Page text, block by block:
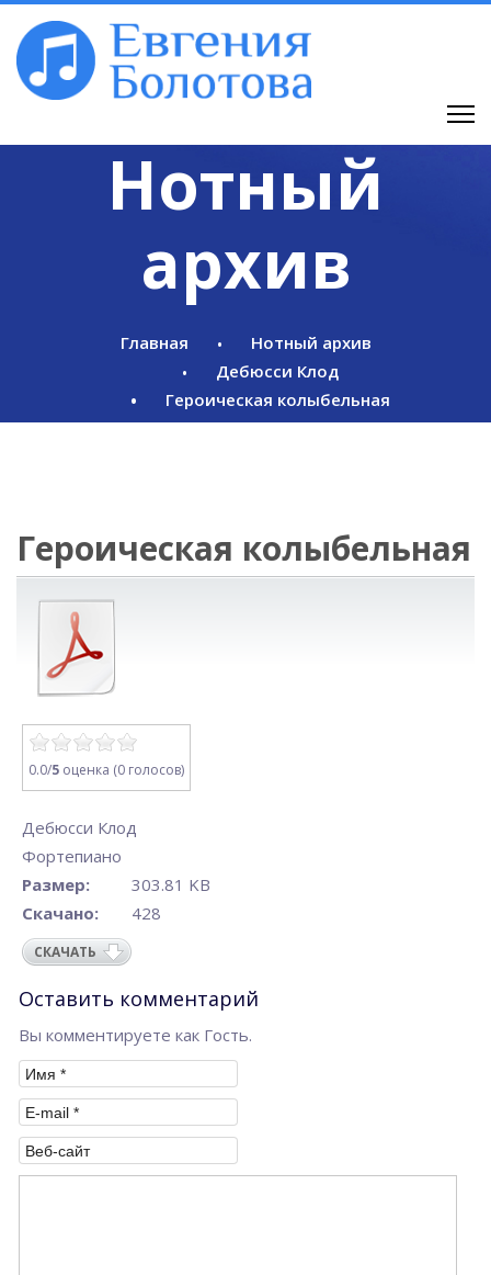
Нотный
архив
Главная
Нотный архив
Дебюсси Клод
Героическая колыбельная
Героическая колыбельная
0.0/5 оценка (0 голосов)
Дебюсси Клод
Фортепиано
Размер:
303.81 KB
Скачано:
428
СКАЧАТЬ
Оставить комментарий
Вы комментируете как Гость.